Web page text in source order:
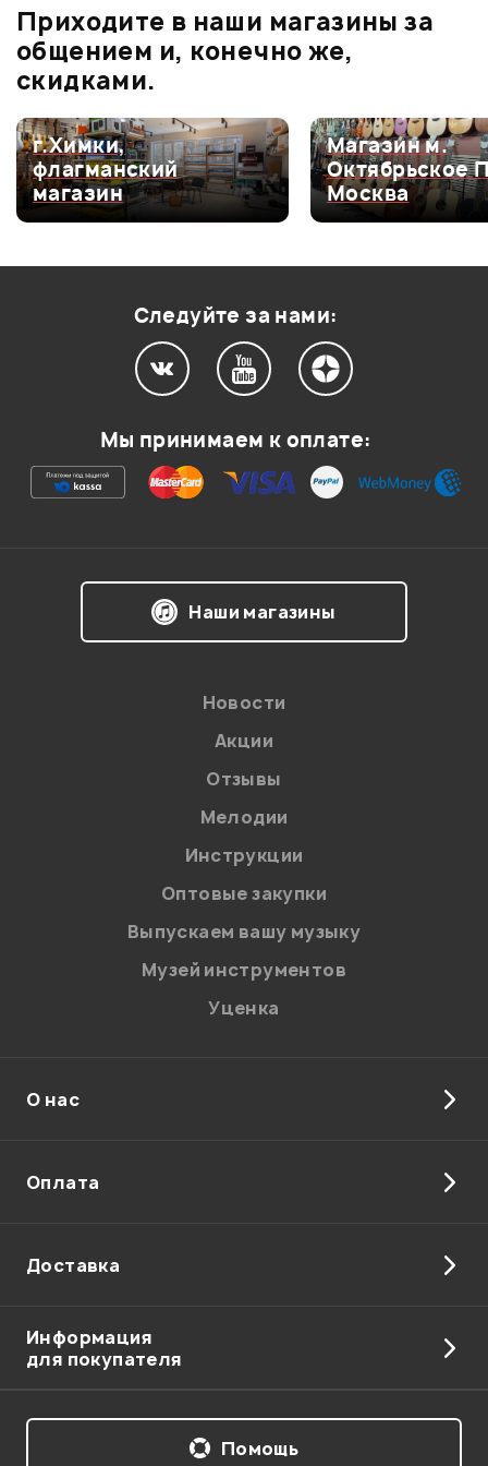
9 790 ₽
KGST10
СТОЙКА ДЛЯ
НОУТБУКА ATHLETIC
L-6
МИКРОФОН
SM11-CN
0.0
Оценка5
0
Оценка4
0
Оценка3
0
Ваша оценка:
на обработку персональных данных в
Политикой в отношении обработки
персональных данных.
Введите проверочное число:
Отправить
Приходите в наши магазины за
общением и, конечно же,
скидками.
г.Химки,
флагманский
магазин
Магазин м.
Октябрьское
Москва
Следуйте за нами:
Мы принимаем к оплате:
Наши магазины
Новости
Акции
Отзывы
Мелодии
Инструкции
Оптовые закупки
Выпускаем вашу музыку
Музей инструментов
Уценка
О нас
Оплата
Доставка
Информация
для покупателя
Помощь